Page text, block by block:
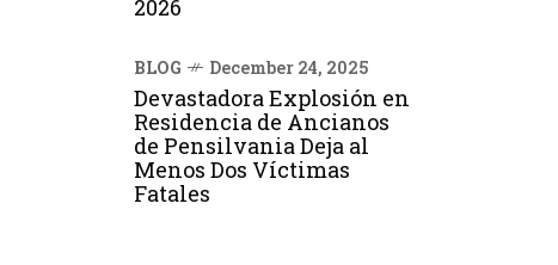
2026
BLOG December 24, 2025
Devastadora Explosión en
Residencia de Ancianos
de Pensilvania Deja al
Menos Dos Víctimas
Fatales